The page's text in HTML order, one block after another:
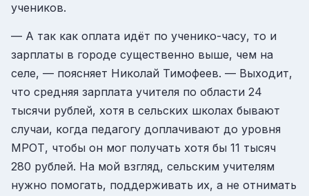
учеников.
— А так как оплата идёт по ученико-часу, то и
зарплаты в городе существенно выше, чем на
селе, — поясняет Николай Тимофеев. — Выходит,
что средняя зарплата учителя по области 24
тысячи рублей, хотя в сельских школах бывают
случаи, когда педагогу доплачивают до уровня
МРОТ, чтобы он мог получать хотя бы 11 тысяч
280 рублей. На мой взгляд, сельским учителям
нужно помогать, поддерживать их, а не отнимать